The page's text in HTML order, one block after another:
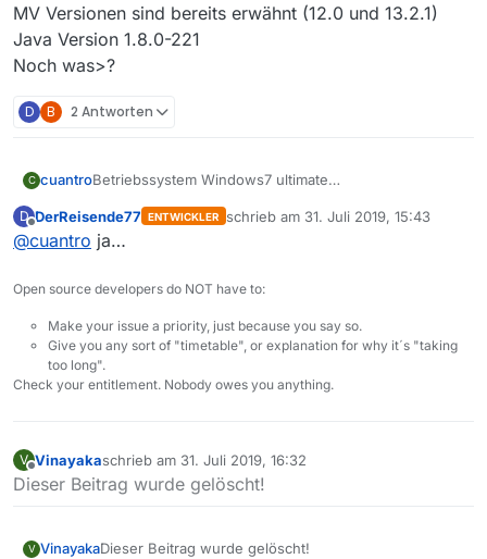
MV Versionen sind bereits erwähnt (12.0 und 13.2.1)
Java Version 1.8.0-221
Noch was>?
D B 2 Antworten
C cuantro
Betriebssystem Windows7 ultimate
Java Version 1.8.0-221
Noch was>?
D
Offline
DerReisende77 ENTWICKLER schrieb am 31. Juli 2019, 15:43
zuletzt editiert von
@cuantro ja…
Open source developers do NOT have to:
Make your issue a priority, just because you say so.
Give you any sort of "timetable", or explanation for why it´s "taking
too long".
Check your entitlement. Nobody owes you anything.
V
Offline
Vinayakaschrieb am 31. Juli 2019, 16:32
zuletzt editiert von
Dieser Beitrag wurde gelöscht!
V VinayakaDieser Beitrag wurde gelöscht!